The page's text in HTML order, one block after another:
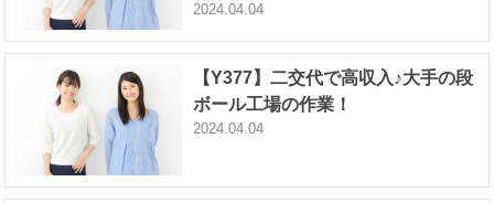
2024.04.04
【Y377】二交代で高収入♪大手の段
ボール工場の作業！
2024.04.04